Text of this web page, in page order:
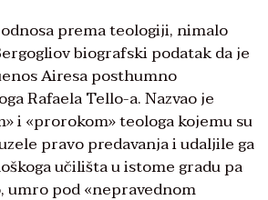
prema teologiji, nimalo
biografski podatak da je
Airesa posthumno
Rafaela Tello-a. Nazvao je
i «prorokom» teologa kojemu su
pravo predavanja i udaljile ga
učilišta u istome gradu pa
umro pod «nepravednom